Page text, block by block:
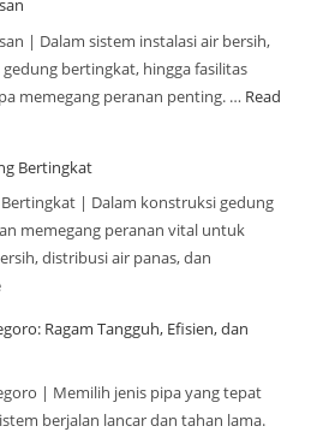
| Dalam sistem instalasi air bersih,
bertingkat, hingga fasilitas
memegang peranan penting. … Read
Bertingkat
Bertingkat | Dalam konstruksi gedung
memegang peranan vital untuk
distribusi air panas, dan
Ragam Tangguh, Efisien, dan
| Memilih jenis pipa yang tepat
berjalan lancar dan tahan lama.